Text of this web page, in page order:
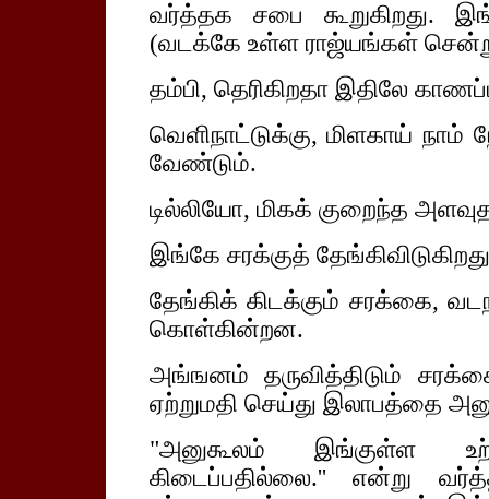
வர்த்தக சபை கூறுகிறது.
(வடக்கே உள்ள ராஜ்யங்கள் சென்று
தம்பி, தெரிகிறதா இதிலே
வெளிநாட்டுக்கு, மிளகாய் நாம்
வேண்டும்.
டில்லியோ, மிகக் குறைந்த
இங்கே சரக்குத்
தேங்கிக் கிடக்கும் சரக்கை,
கொள்கின்றன.
அங்ஙனம் தருவித்திடும்
ஏற்றுமதி செய்து இலாபத்தை
"அனுகூலம் இங்குள்ள
கிடைப்பதில்லை.'' என்று